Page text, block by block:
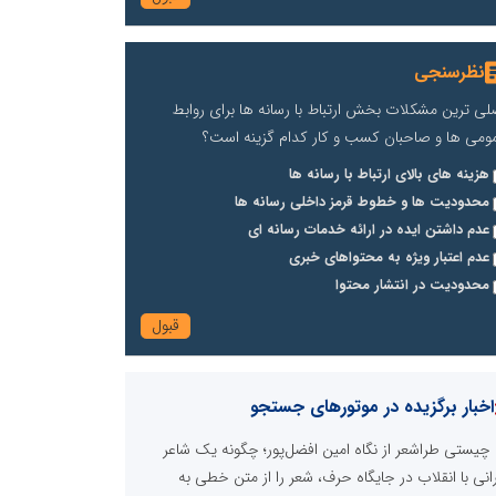
نظرسنجی
ترین مشکلات بخش ارتباط با رسانه ها برای روابط
ها و صاحبان کسب و کار کدام گزینه است؟
هزینه های بالای ارتباط با رسانه ها
محدودیت ها و خطوط قرمز داخلی رسانه ها
عدم داشتن ایده در ارائه خدمات رسانه ای
عدم اعتبار ویژه به محتواهای خبری
محدودیت در انتشار محتوا
اخبار برگزیده در موتورهای جستجو
چیستی طراشعر از نگاه امین افضل‌پور؛ چگونه یک شاعر
با انقلاب در جایگاه حرف، شعر را از متن خطی به